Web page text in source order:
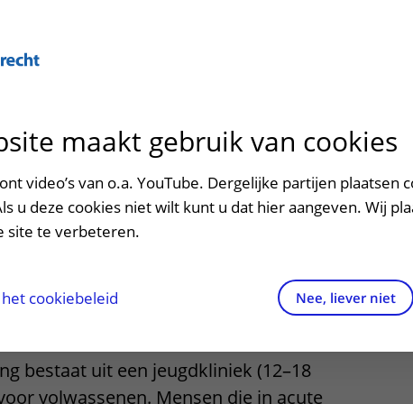
patiëntportaal
het ziekenhuis
en voorzieningen
en veiligheid
Contact en route
Contactgegevens
Contact met polikliniek
Verwijzers
Teleconsult aanvragen
Zorgverlenersportaal
Intensieve zorg
bestaat uit een jeugdkliniek (12–18
volwassenen. Mensen die in acute
maakt gebruik van cookies
video’s van o.a. YouTube. Dergelijke partijen plaatsen
u deze cookies niet wilt kunt u dat hier aangeven. Wij
site te verbeteren.
cookiebeleid Nee, liever niet